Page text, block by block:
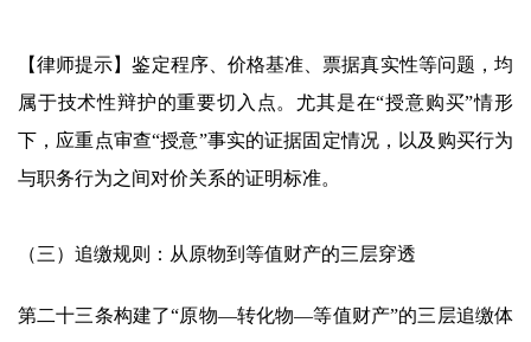
【律师提示】鉴定程序、价格基准、票据真实性等问题，均
属于技术性辩护的重要切入点。尤其是在“授意购买”情形
下，应重点审查“授意”事实的证据固定情况，以及购买行为
与职务行为之间对价关系的证明标准。
（三）追缴规则：从原物到等值财产的三层穿透
第二十三条构建了“原物—转化物—等值财产”的三层追缴体